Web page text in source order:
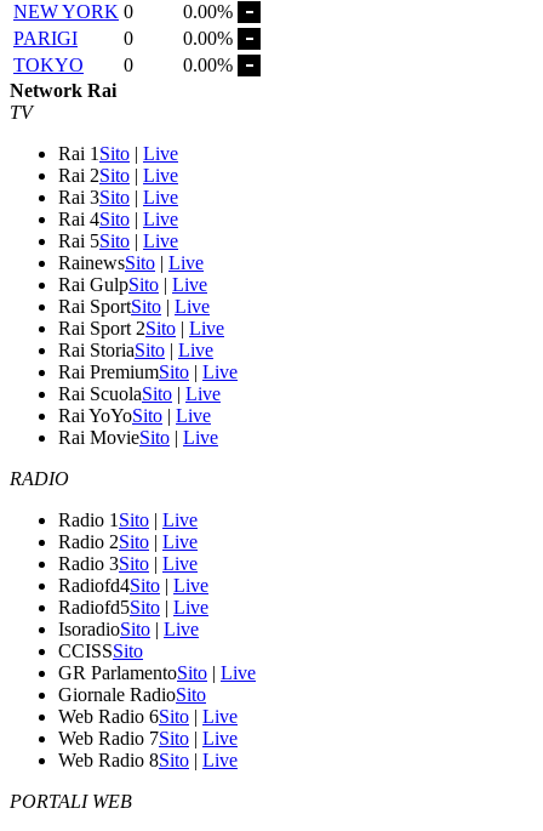
NEW YORK 0
0.00%
PARIGI
0
0.00%
TOKYO
0
0.00%
Network Rai
TV
Rai 1 Sito | Live
Rai 2Sito | Live
Rai 3Sito | Live
Rai 4Sito | Live
Rai 5Sito | Live
RainewsSito | Live
Rai GulpSito | Live
Rai SportSito | Live
Rai Sport 2Sito | Live
Rai StoriaSito | Live
Rai PremiumSito | Live
Rai ScuolaSito | Live
Rai YoYoSito | Live
Rai MovieSito | Live
RADIO
Radio 1 Sito | Live
Radio 2Sito | Live
Radio 3Sito | Live
Radiofd4Sito | Live
Radiofd5Sito | Live
IsoradioSito | Live
CCISSSito
GR ParlamentoSito | Live
Giornale RadioSito
Web Radio 6Sito | Live
Web Radio 7Sito | Live
Web Radio 8Sito | Live
PORTALI WEB